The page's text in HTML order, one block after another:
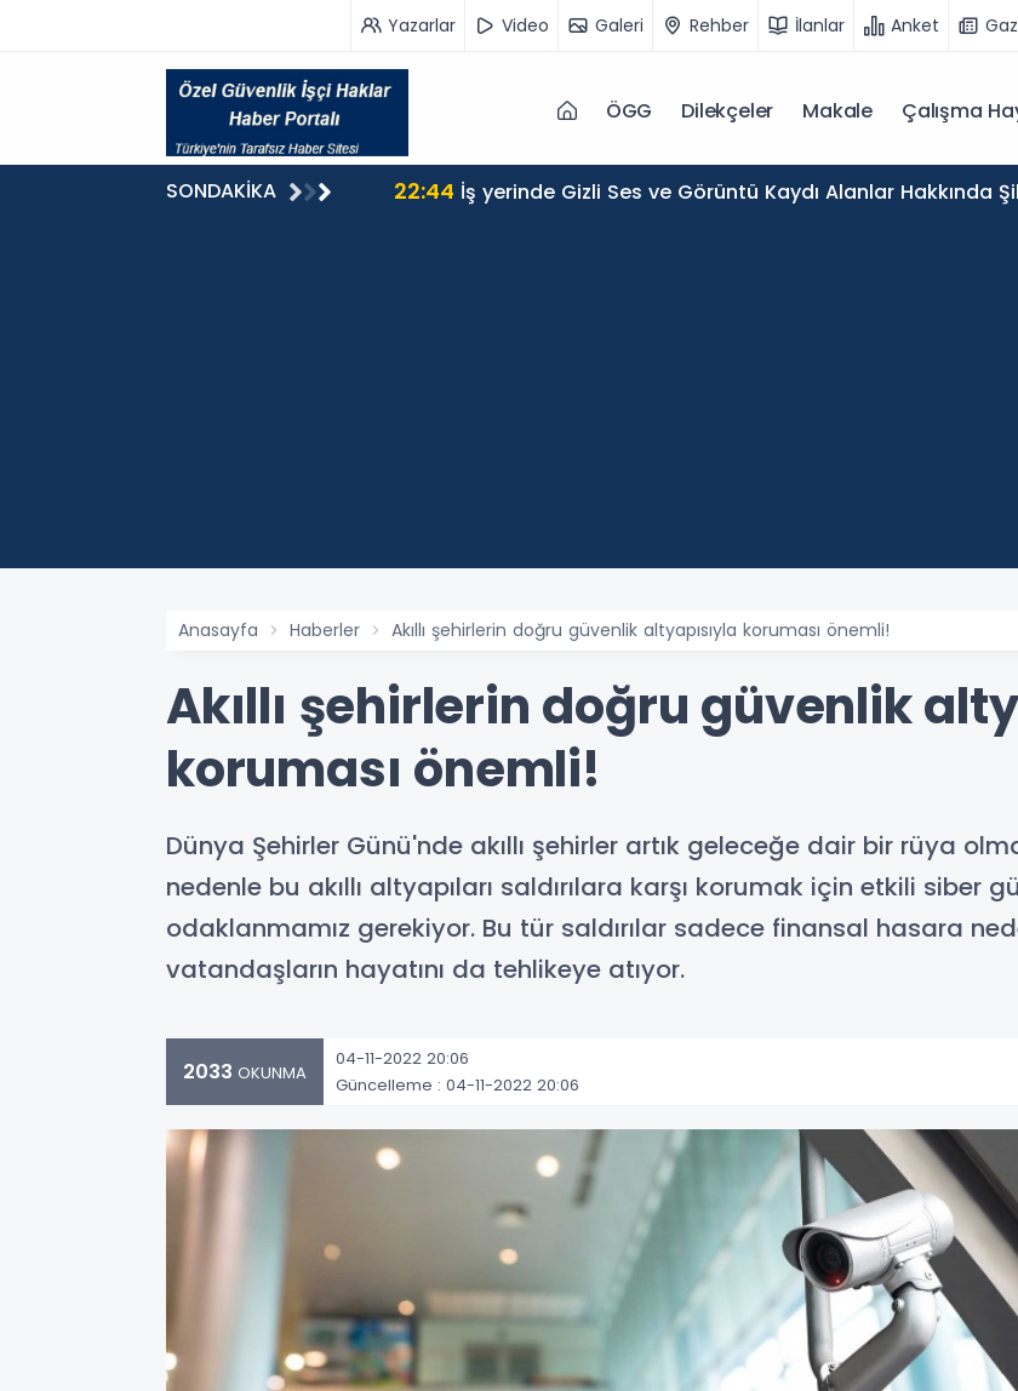
Yazarlar Video Galeri Rehber İlanlar Anket
ÖGG Dilekçeler Makale Çalışma
SONDAKİKA 22:44 İş yerinde Gizli Ses ve Görüntü Kaydı Alanlar Hakkında
Anasayfa Haberler Akıllı şehirlerin doğru güvenlik altyapısıyla koruması önemli!
Akıllı şehirlerin doğru güvenlik
koruması önemli!
Dünya Şehirler Günü'nde akıllı şehirler artık geleceğe dair bir rüya
nedenle bu akıllı altyapıları saldırılara karşı korumak için etkili
odaklanmamız gerekiyor. Bu tür saldırılar sadece finansal hasara
vatandaşların hayatını da tehlikeye atıyor.
2033 OKUNMA
04-11-2022 20:06
Güncelleme : 04-11-2022 20:06